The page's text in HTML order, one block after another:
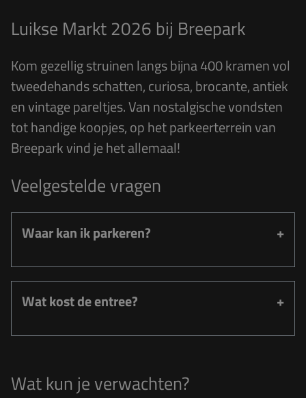
Luikse Markt 2026 bij Breepark
Kom gezellig struinen langs bijna 400 kramen vol
tweedehands schatten, curiosa, brocante, antiek
en vintage pareltjes. Van nostalgische vondsten
tot handige koopjes, op het parkeerterrein van
Breepark vind je het allemaal!
Veelgestelde vragen
Waar kan ik parkeren?
Wat kost de entree?
Wat kun je verwachten?